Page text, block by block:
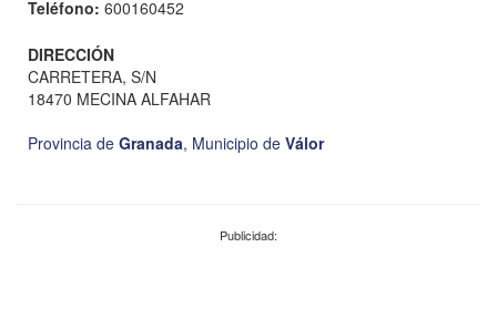
Teléfono: 600160452
DIRECCIÓN
CARRETERA, S/N
18470 MECINA ALFAHAR
Provincia de Granada, Municipio de Válor
Publicidad: